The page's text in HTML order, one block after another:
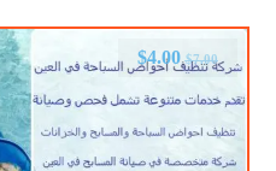
$7.00
$4.00